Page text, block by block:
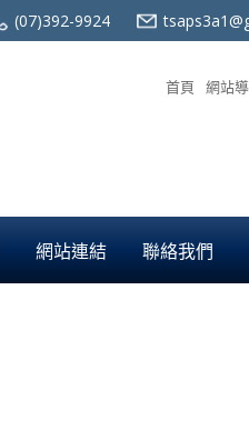
(07)392-9924
首頁 網站
網站連結 聯絡我們